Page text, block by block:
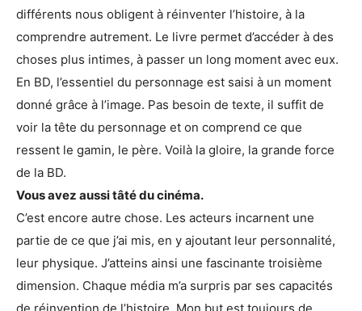
différents nous obligent à réinventer l’histoire, à la
comprendre autrement. Le livre permet d’accéder à des
choses plus intimes, à passer un long moment avec eux.
En BD, l’essentiel du personnage est saisi à un moment
donné grâce à l’image. Pas besoin de texte, il suffit de
voir la tête du personnage et on comprend ce que
ressent le gamin, le père. Voilà la gloire, la grande force
de la BD.
Vous avez aussi tâté du cinéma.
C’est encore autre chose. Les acteurs incarnent une
partie de ce que j’ai mis, en y ajoutant leur personnalité,
leur physique. J’atteins ainsi une fascinante troisième
dimension. Chaque média m’a surpris par ses capacités